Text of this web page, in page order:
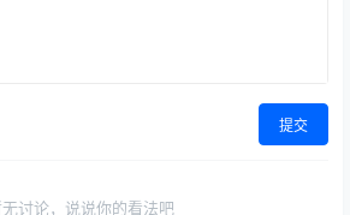
提交
无讨论，说说你的看法吧